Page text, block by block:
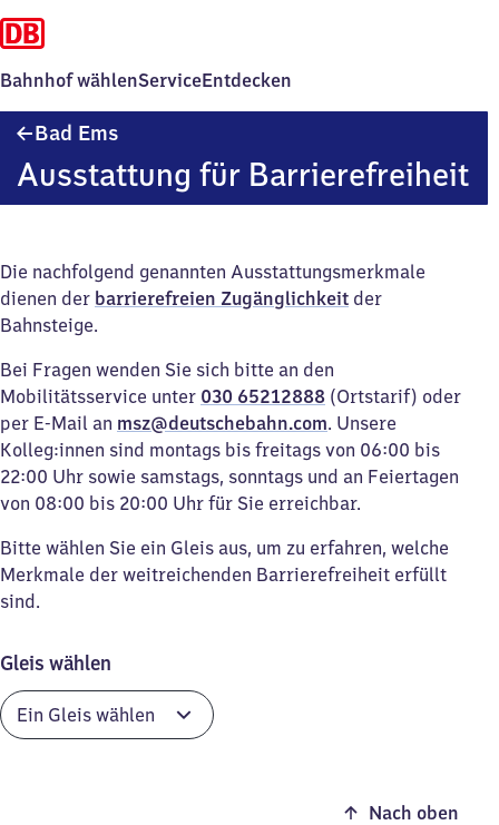
Bahnhof wählenServiceEntdecken
Bad Ems
Ems
Ausstattung für Barrierefreiheit
Die nachfolgend genannten Ausstattungsmerkmale
dienen der barrierefreien Zugänglichkeit der
Bahnsteige.
Bei Fragen wenden Sie sich bitte an den
Mobilitätsservice unter 030 65212888 (Ortstarif) oder
per E-Mail an msz@deutschebahn.com. Unsere
Kolleg:innen sind montags bis freitags von 06:00 bis
22:00 Uhr sowie samstags, sonntags und an Feiertagen
von 08:00 bis 20:00 Uhr für Sie erreichbar.
Bitte wählen Sie ein Gleis aus, um zu erfahren, welche
Merkmale der weitreichenden Barrierefreiheit erfüllt
sind.
Gleis wählen
Nach oben